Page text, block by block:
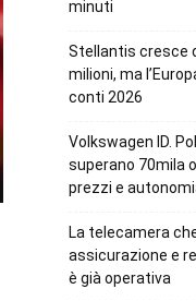
minuti
Stellantis cresce
milioni, ma
conti 2026
Volkswagen ID.
superano 70mila
prezzi e
La telecamera
assicurazione e
è già operativa